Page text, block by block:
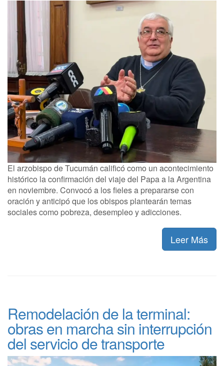
El arzobispo de Tucumán calificó como un acontecimiento
histórico la confirmación del viaje del Papa a la Argentina
en noviembre. Convocó a los fieles a prepararse con
oración y anticipó que los obispos plantearán temas
sociales como pobreza, desempleo y adicciones.
Leer Más
Remodelación de la terminal:
obras en marcha sin interrupción
del servicio de transporte